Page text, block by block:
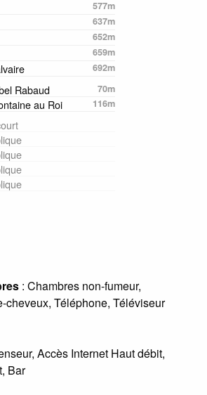
577m
637m
652m
659m
692m
Rabaud
70m
au Roi
116m
: Chambres non-fumeur,
cheveux, Téléphone, Téléviseur
Accès Internet Haut débit,
Bar